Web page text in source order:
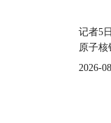
记者5
原子核
2026-